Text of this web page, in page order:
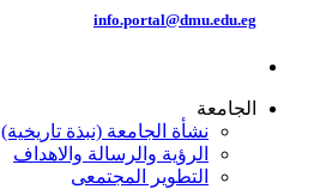
info.portal@dmu.edu.eg
الجامعة
نشأة الجامعة (نبذة تاريخية)
الرؤية والرسالة والاهداف
التطوير المجتمعى